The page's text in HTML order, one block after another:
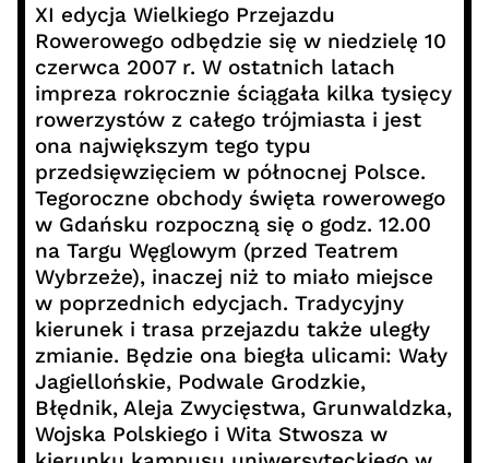
XI edycja Wielkiego Przejazdu
Rowerowego odbędzie się w niedzielę 10
czerwca 2007 r. W ostatnich latach
impreza rokrocznie ściągała kilka tysięcy
rowerzystów z całego trójmiasta i jest
ona największym tego typu
przedsięwzięciem w północnej Polsce.
Tegoroczne obchody święta rowerowego
w Gdańsku rozpoczną się o godz. 12.00
na Targu Węglowym (przed Teatrem
Wybrzeże), inaczej niż to miało miejsce
w poprzednich edycjach. Tradycyjny
kierunek i trasa przejazdu także uległy
zmianie. Będzie ona biegła ulicami: Wały
Jagiellońskie, Podwale Grodzkie,
Błędnik, Aleja Zwycięstwa, Grunwaldzka,
Wojska Polskiego i Wita Stwosza w